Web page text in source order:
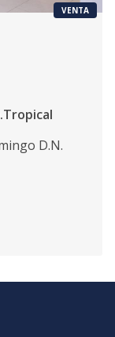
VENTA
D.N.